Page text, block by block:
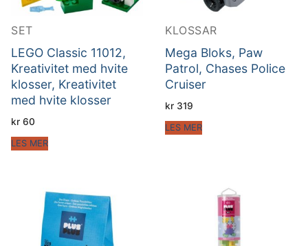
SET
LEGO Classic 11012,
Kreativitet med hvite
klosser, Kreativitet
med hvite klosser
kr 60
LES MER
KLOSSAR
Mega Bloks, Paw
Patrol, Chases Police
Cruiser
kr 319
LES MER